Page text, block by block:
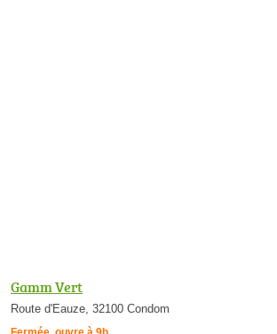
Gamm Vert
Route d'Eauze, 32100 Condom